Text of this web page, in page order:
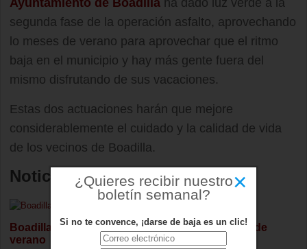
Ayuntamiento de Boadilla ha dado luz verde a la
segunda fase de la operación asfalto, aprovechando
lo meses de verano para aprovechar que el ritmo
baja en el municipio y hay más gente fuera del
mismo disfrutando de sus vacaciones.
Estas dos actuaciones harán que mejore
considerablemente el cuidado y la calidad de vida
de los vecinos de Boadilla.
Noticias relacionadas
Boadilla presenta 150 actividades para su plan de
verano
×
¿Quieres recibir nuestro
boletín semanal?
Si no te convence, ¡darse de baja es un clic!